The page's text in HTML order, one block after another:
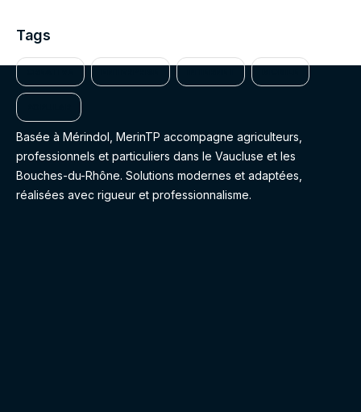
Tags
Basée à Mérindol, MerinTP accompagne agriculteurs,
professionnels et particuliers dans le Vaucluse et les
Bouches-du-Rhône. Solutions modernes et adaptées,
réalisées avec rigueur et professionnalisme.